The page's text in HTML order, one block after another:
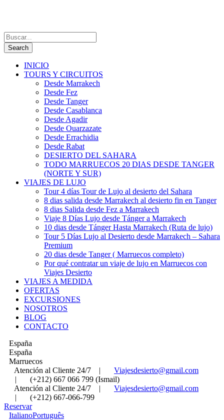
INICIO
TOURS Y CIRCUITOS
Desde Marrakech
Desde Fez
Desde Tanger
Desde Casablanca
Desde Agadir
Desde Ouarzazate
Desde Errachidia
Desde Rabat
DESIERTO DEL SAHARA
TODO MARRUECOS 20 DIAS DESDE TANGER
(NORTE Y SUR)
VIAJES DE LUJO
Tour 4 días Tour de Lujo al desierto del Sahara
8 dias salida desde Marrakech al desierto fin en Tanger
8 dias Salida desde Fez a Marrakech
Viaje 8 Días Lujo desde Tánger a Marrakech
10 dias desde Tánger Hasta Marrakech (Ruta de lujo)
Tour 5 Días Lujo al Desierto desde Marrakech – Sahara
Premium
20 dias desde Tanger ( Marruecos completo)
Por qué contratar un viaje de lujo en Marruecos con
Viajes Desierto
VIAJES A MEDIDA
OFERTAS
EXCURSIONES
NOSOTROS
BLOG
CONTACTO
España
España
Marruecos
Atención al Cliente 24/7
|
Viajesdesierto@gmail.com
|
(+212) 667 066 799 (Ismail)
Atención al Cliente 24/7
|
Viajesdesierto@gmail.com
|
(+212) 667-066-799
Reservar
ItalianoPortuguês